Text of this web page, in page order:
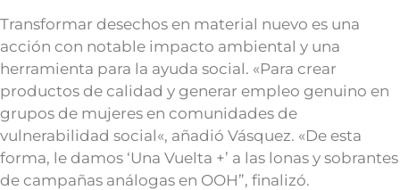
Transformar desechos en material nuevo es una
acción con notable impacto ambiental y una
herramienta para la ayuda social. «Para crear
productos de calidad y generar empleo genuino en
grupos de mujeres en comunidades de
vulnerabilidad social«, añadió Vásquez. «De esta
forma, le damos ‘Una Vuelta +’ a las lonas y sobrantes
de campañas análogas en OOH”, finalizó.